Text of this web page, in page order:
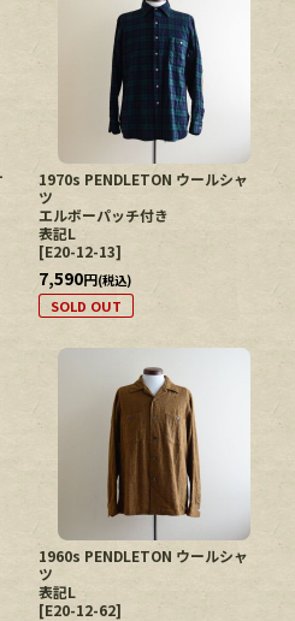
1970s PENDLETON ウールシャ
ツ
エルボーパッチ付き
表記L
[E20-12-13]
7,590円(税込)
SOLD OUT
1960s PENDLETON ウールシャ
ツ
表記L
[E20-12-62]